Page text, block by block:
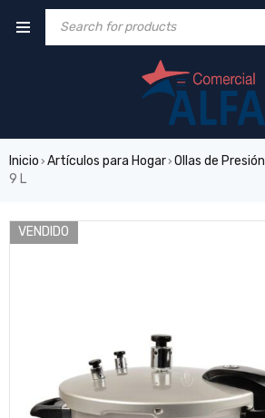
Inicio › Artículos para Hogar› Ollas de Presión
9 L
VENDIDO